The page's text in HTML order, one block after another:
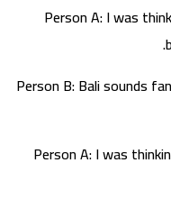
Person A: I was
Person B: Bali sounds
Person A: I was